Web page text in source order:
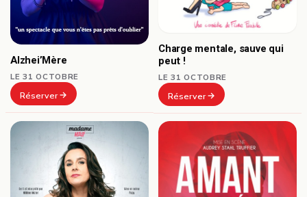
Alzhei’Mère
LE 31 OCTOBRE
Réserver
Charge mentale, sauve qui
peut !
LE 31 OCTOBRE
Réserver